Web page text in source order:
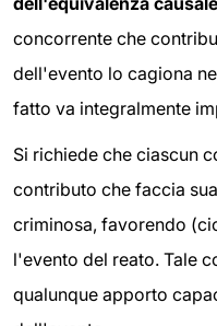
concorrente che
dell'evento lo cagiona
fatto va integralmente
Si richiede che ciascun
contributo che faccia
criminosa, favorendo
l'evento del reato. Tale
qualunque apporto